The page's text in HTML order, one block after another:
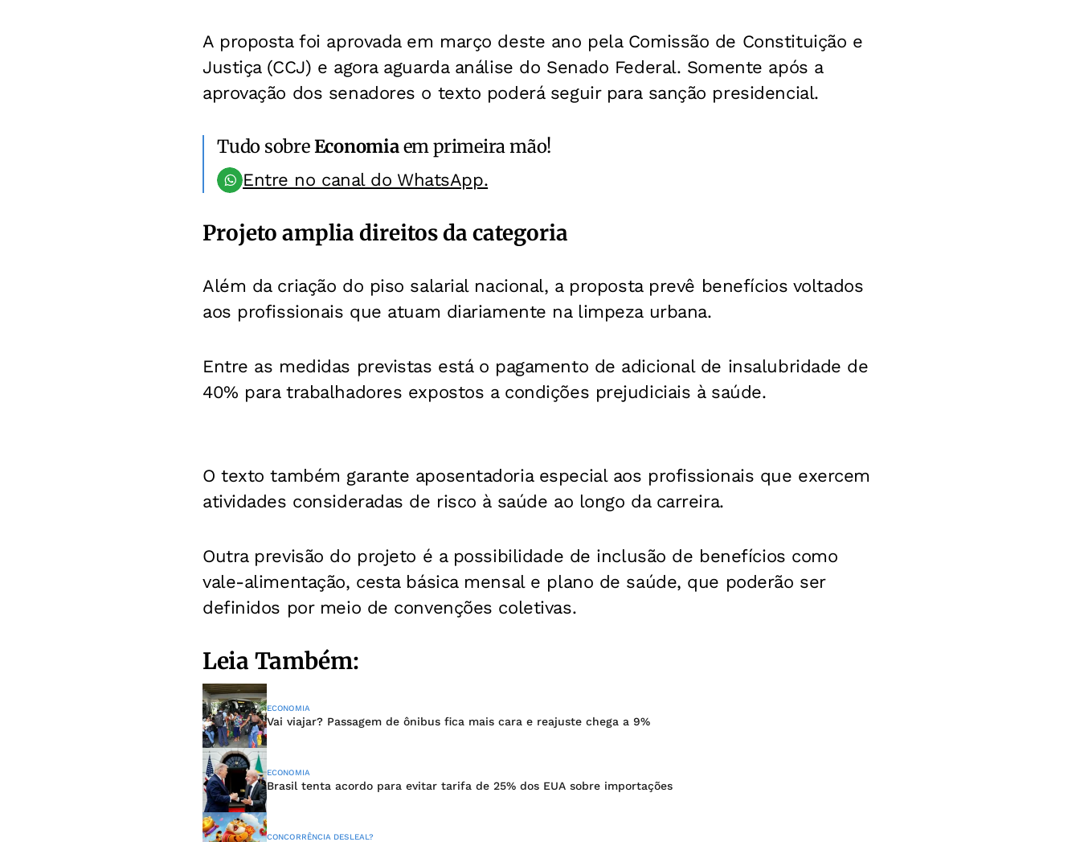
A proposta foi aprovada em março deste ano pela Comissão de Constituição e
Justiça (CCJ) e agora aguarda análise do Senado Federal. Somente após a
aprovação dos senadores o texto poderá seguir para sanção presidencial.
Tudo sobreEconomiaem primeira mão!
Entre no canal do WhatsApp.
Projeto amplia direitos da categoria
Além da criação do piso salarial nacional, a proposta prevê benefícios voltados
aos profissionais que atuam diariamente na limpeza urbana.
Entre as medidas previstas está o pagamento de adicional de insalubridade de
40% para trabalhadores expostos a condições prejudiciais à saúde.
O texto também garante aposentadoria especial aos profissionais que exercem
atividades consideradas de risco à saúde ao longo da carreira.
Outra previsão do projeto é a possibilidade de inclusão de benefícios como
vale-alimentação, cesta básica mensal e plano de saúde, que poderão ser
definidos por meio de convenções coletivas.
Leia Também:
ECONOMIA
Vai viajar? Passagem de ônibus fica mais cara e reajuste chega a 9%
ECONOMIA
Brasil tenta acordo para evitar tarifa de 25% dos EUA sobre importações
CONCORRÊNCIA DESLEAL?